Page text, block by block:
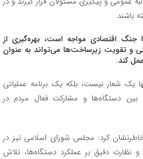
باشند.
جنگ اقتصادی مواجه است، بهره‌گیری از
و تقویت زیرساخت‌ها می‌تواند به عنوان
کند.
یک شعار نیست، بلکه یک برنامه عملیاتی
دستگاه‌ها و مشارکت فعال مردم در
کرد: مجلس شورای اسلامی نیز در
نظارت دقیق بر عملکرد دستگاه‌ها، تلاش